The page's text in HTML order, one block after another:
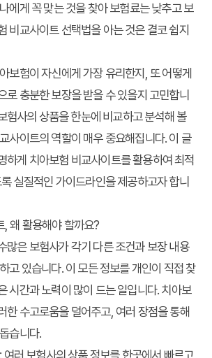
에게 꼭 맞는 것을 찾아보험료는 낮추고 보
비교사이트 선택법을 아는 것은 결코 쉽지
보험이 자신에게 가장 유리한지, 또 어떻게
로 충분한 보장을 받을 수 있을지 고민합니
험사의 상품을 한눈에 비교하고 분석해 볼
사이트의 역할이 매우 중요해집니다. 이 글
하게 치아보험 비교사이트를 활용하여 최적
실질적인 가이드라인을 제공하고자 합니
, 왜 활용해야 할까요?
많은 보험사가 각기 다른 조건과 보장 내용
고 있습니다. 이 모든 정보를 개인이 직접 찾
시간과 노력이 많이 드는 일입니다. 치아보
한 수고로움을 덜어주고, 여러 장점을 통해
습니다.
여러 보험사의 상품 정보를 한곳에서 빠르고